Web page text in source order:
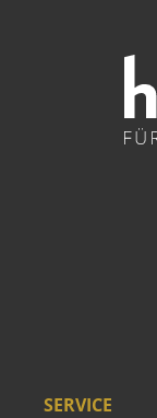
SERVICE